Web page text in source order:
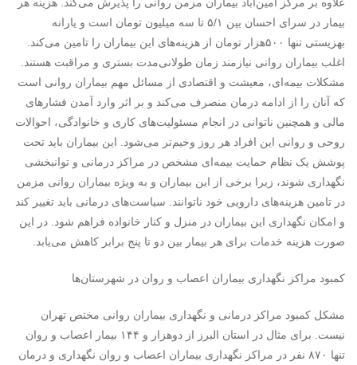
علاوه بر مرکز امین‌آباد بیماران ‌مزمن روانی را پذیرش می‌کند. هزینه هر
بیمار‌ در سرای احسان بین ۵/۱ تا سه‌ میلیون تومان است و یارانه
بهزیستی تنها ۵۰۰‌هزار تومان از هزینه‌های این بیماران را تامین‌ می‌کند.
اغلب بیماران ‌روانی نیازمند زمان طولانی‌مدت بستری و مراقبت هستند.
مشکلات بیمه‌ای، معیشت و اقتصادی از مسائل مهم بیماران ‌روانی است
که آنان را از ادامه درمان منصرف می‌کند و بر اثر وارد آمدن فشارهای
مالی و همچنین ناتوانی در انجام مسئولیت‌های کاری و خانوادگی، احوالات
روحی و روانی این افراد هر روز وخیم‌تر می‌شود. این بیماران باید تحت
‌پوشش یک نظام حمایت بیمه‌ای مشخص در مراکز درمانی و توانبخشی
نگهداری شوند، زیرا برخی از این بیماران و به ویژه بیماران روانی مزمن
در تامین هزینه‌های دارویی خود ناتوانند. سیاست‌های درمانی باید تغییر کند
و امکان نگهداری این بیماران در منزل و کنار خانواده فراهم شود. در این
صورت هزینه خدمات برای هر بیمار بین دو تا پنج برابر کاهش می‌یابد.
کمبود مراکز نگهداری بیماران اعصاب و روان در شهرستان‌ها
مشکل کمبود مراکز درمانی و نگهداری بیماران روانی مختص تهران
نیست. برای مثال در استان البرز از دو‌هزار و ۱۴۴ بیمار اعصاب و روان
تنها ۸۷۰ نفر در مراکز نگهداری بیماران اعصاب و روان نگهداری و درمان